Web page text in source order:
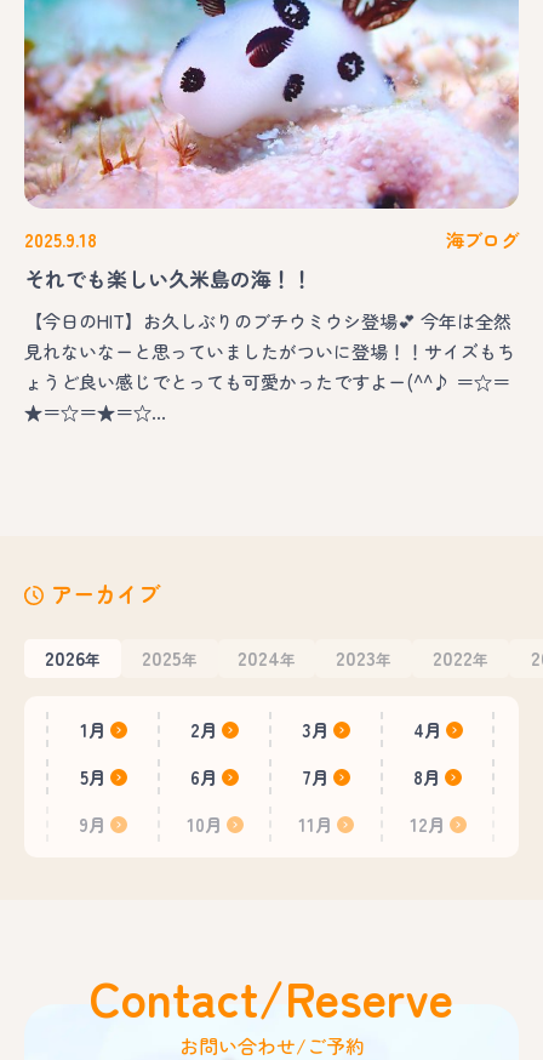
2025.9.18 海ブログ
それでも楽しい久米島の海！！
【今日のHIT】お久しぶりのブチウミウシ登場💕 今年は全然
見れないなーと思っていましたがついに登場！！サイズもち
ょうど良い感じでとっても可愛かったですよー(^^♪ ＝☆＝
★＝☆＝★＝☆…
アーカイブ
2026年 2025年 2024年 2023年 2022年
1月 2月 3月
4月
5月
6月 7月
8月
9月
10月 11月 12月
Contact/Reserve
お問い合わせ/ご予約